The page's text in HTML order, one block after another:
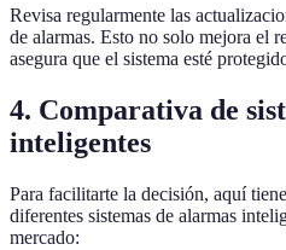
Revisa regularmente las
de alarmas. Esto no solo mejora el
asegura que el sistema esté
4. Comparativa de
inteligentes
Para facilitarte la decisión, aquí
diferentes sistemas de alarmas
mercado: